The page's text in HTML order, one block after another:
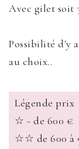
Avec gilet soit
Possibilité d'y
au choix..
Légende prix
☆ - de 600 €
☆☆ de 600 à